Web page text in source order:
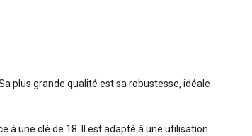
plus grande qualité est sa robustesse, idéale
une clé de 18. Il est adapté à une utilisation